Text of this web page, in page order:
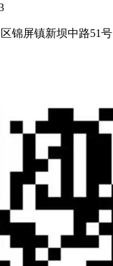
锦屏镇新坝中路51号